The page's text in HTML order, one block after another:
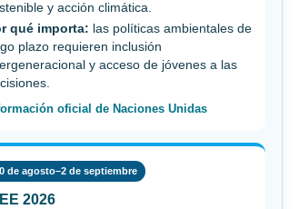
y acción climática.
qué importa: las políticas ambientales de
plazo requieren inclusión
y acceso de jóvenes a las
oficial de Naciones Unidas
de agosto–2 de septiembre
2026